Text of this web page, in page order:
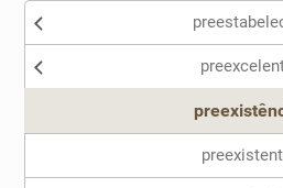
Dicionário
Nenhum dos sinônimos